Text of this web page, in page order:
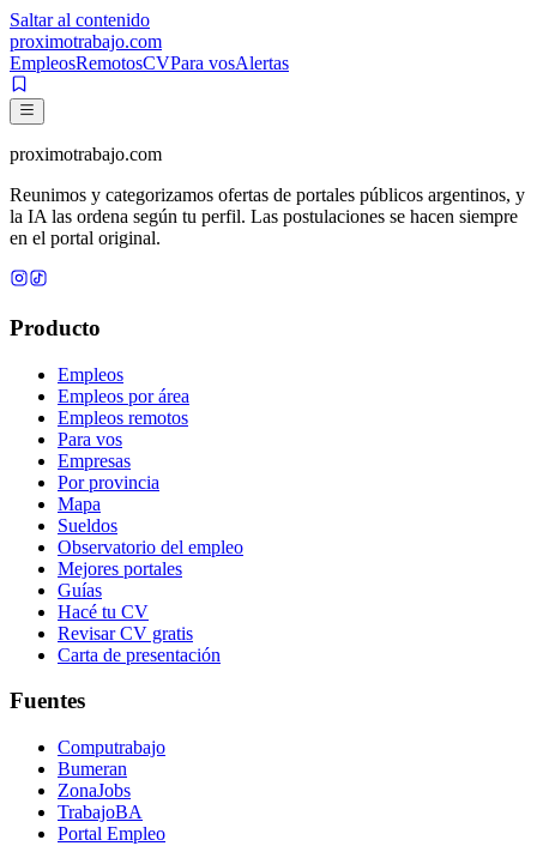
Saltar al contenido
proximotrabajo.com
EmpleosRemotosCVPara vosAlertas
proximotrabajo.com
Reunimos y categorizamos ofertas de portales públicos argentinos, y
la IA las ordena según tu perfil. Las postulaciones se hacen siempre
en el portal original.
Producto
Empleos
Empleos por área
Empleos remotos
Para vos
Empresas
Por provincia
Mapa
Sueldos
Observatorio del empleo
Mejores portales
Guías
Hacé tu CV
Revisar CV gratis
Carta de presentación
Fuentes
Computrabajo
Bumeran
ZonaJobs
TrabajoBA
Portal Empleo